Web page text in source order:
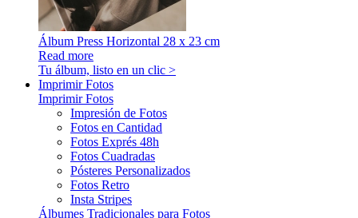
Álbum Press Horizontal 28 x 23 cm
Read more
Tu álbum, listo en un clic >
Imprimir Fotos
Imprimir Fotos
Impresión de Fotos
Fotos en Cantidad
Fotos Exprés 48h
Fotos Cuadradas
Pósteres Personalizados
Fotos Retro
Insta Stripes
Álbumes Tradicionales para Fotos